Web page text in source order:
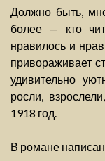
Должно быть,
более — кто
нравилось и
привораживает
удивительно
росли,
1918 год.
В романе